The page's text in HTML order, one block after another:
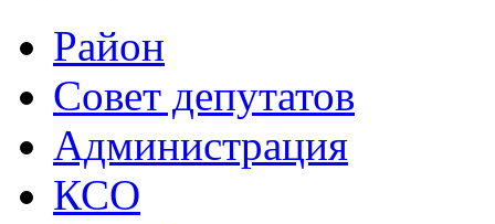
Район
Совет депутатов
Администрация
КСО